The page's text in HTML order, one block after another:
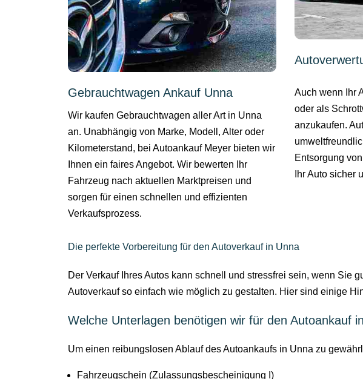
Gebrauchtwagen Ankauf Unna
Wir kaufen Gebrauchtwagen aller Art in Unna
an. Unabhängig von Marke, Modell, Alter oder
Kilometerstand, bei Autoankauf Meyer bieten wir
Ihnen ein faires Angebot. Wir bewerten Ihr
Fahrzeug nach aktuellen Marktpreisen und
sorgen für einen schnellen und effizienten
Verkaufsprozess.
Auch wenn Ihr
oder als
anzukaufen.
Entsorgung
Ihr Auto sicher
Die perfekte Vorbereitung für den Autoverkauf in Unna
Der Verkauf Ihres Autos kann schnell und stressfrei sein, wenn Sie
Autoverkauf so einfach wie möglich zu gestalten. Hier sind einige
Welche Unterlagen benötigen wir für den Autoankauf
Um einen reibungslosen Ablauf des Autoankaufs in Unna zu
Fahrzeugschein (Zulassungsbescheinigung I)